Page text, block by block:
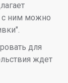
с ним можно
для
ждет